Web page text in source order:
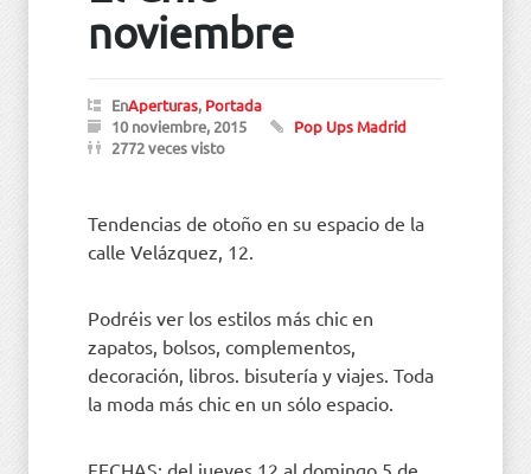
noviembre
EnAperturas, Portada
10 noviembre, 2015
Pop Ups Madrid
2772 veces visto
Tendencias de otoño en su espacio de la
calle Velázquez, 12.
Podréis ver los estilos más chic en
zapatos, bolsos, complementos,
decoración, libros. bisutería y viajes. Toda
la moda más chic en un sólo espacio.
FECHAS: del jueves 12 al domingo 5 de